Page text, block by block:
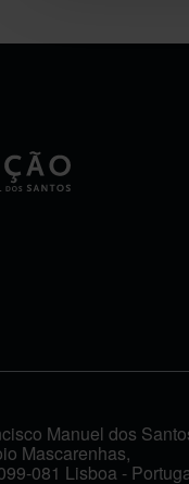
Manuel dos
Mascarenhas,
081 Lisboa -